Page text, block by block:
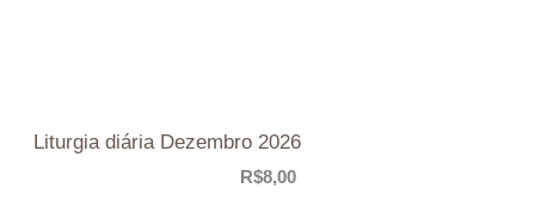
Liturgia diária Dezembro 2026
R$8,00